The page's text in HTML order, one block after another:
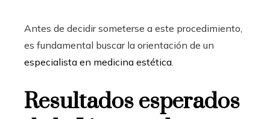
Antes de decidir someterse a este procedimiento,
es fundamental buscar la orientación de un
especialista en medicina estética.
Resultados esperados